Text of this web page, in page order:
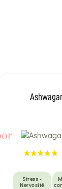
Stress -
Nervosité